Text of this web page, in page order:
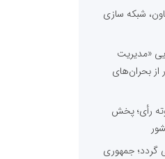
شبکه سازی
«مدیریت
از بحران‌های
کالبر در بوته رأی؛ پخش
گردد؛ جمهوری